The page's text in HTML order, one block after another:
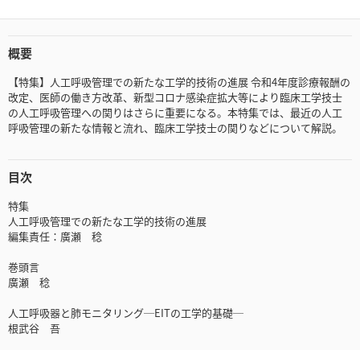
概要
【特集】人工呼吸管理での新たな工学的技術の進展 令和4年度診療報酬の
改定、医師の働き方改革、新型コロナ感染症拡大等により臨床工学技士
の人工呼吸管理への関りはさらに重要になる。本特集では、最近の人工
呼吸管理の新たな情報と流れ、臨床工学技士の関りなどについて解説。
目次
特集
人工呼吸管理での新たな工学的技術の進展
編集責任：廣瀬 稔
巻頭言
廣瀬 稔
人工呼吸器と肺モニタリング─EITの工学的基礎─
根武谷 吾